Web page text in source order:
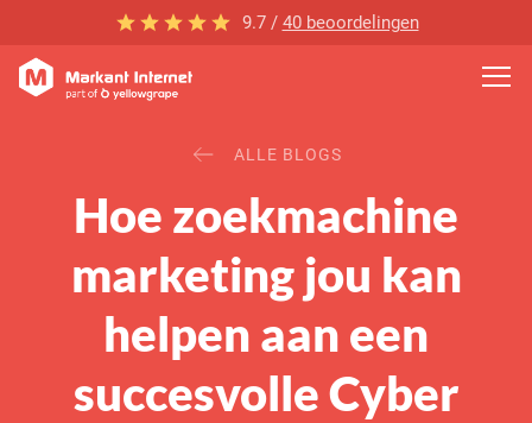
9.7 / 40 beoordelingen
ALLE BLOGS
Hoe zoekmachine
marketing jou kan
helpen aan een
succesvolle Cyber